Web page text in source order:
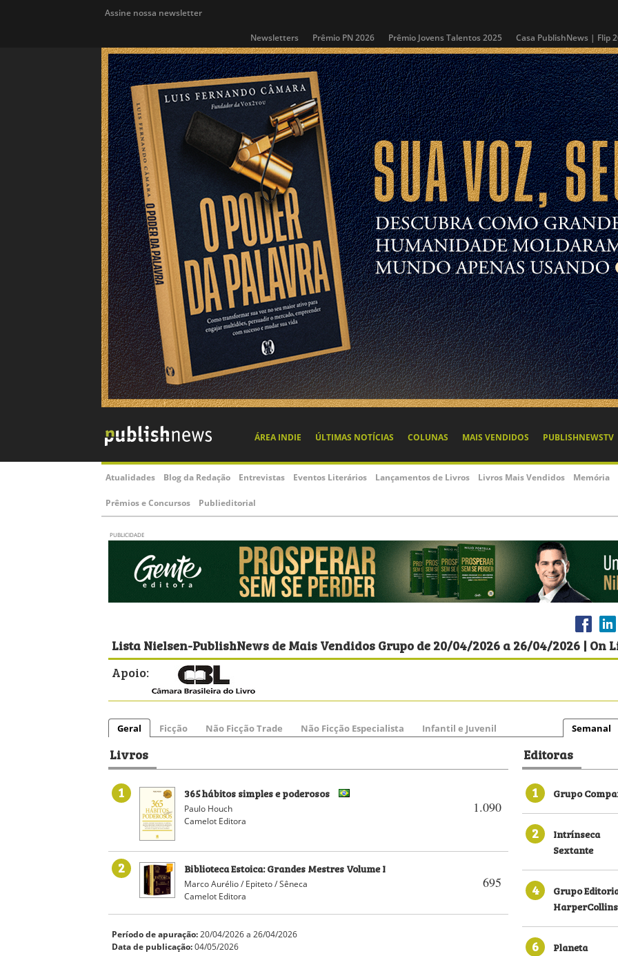
Assine nossa newsletter
Newsletters Prêmio PN 2026 Prêmio Jovens Talentos 2025 Casa PublishNews | Flip
ÁREA INDIE ÚLTIMAS NOTÍCIAS COLUNAS MAIS VENDIDOS PUBLISHNEWSTV
Atualidades Blog da Redação Entrevistas Eventos Literários Lançamentos de Livros Livros Mais Vendidos Memória
Prêmios e Concursos Publieditorial
PUBLICIDADE
Lista Nielsen-PublishNews de Mais Vendidos Grupo de 20/04/2026 a 26/04/2026 | On
Apoio:
Geral Ficção Não Ficção Trade Não Ficção Especialista Infantil e Juvenil Semanal
Livros
1
1.090
365 hábitos simples e poderosos
Paulo Houch
Camelot Editora
2
695
Biblioteca Estoica: Grandes Mestres Volume I
Marco Aurélio / Epiteto / Sêneca
Camelot Editora
Período de apuração:20/04/2026 a 26/04/2026
Data de publicação:04/05/2026
Editoras
1
Grupo
2
Intrínseca
Sextante
4
Grupo
6 Planeta